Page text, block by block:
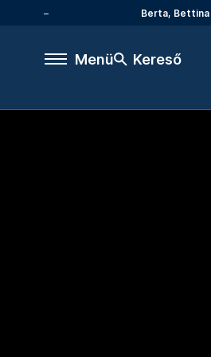
Berta, Bettina
Menü Kereső